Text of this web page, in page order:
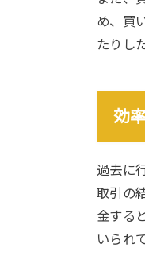
め、買
たりし
効
過去に
取引の
金する
いられ